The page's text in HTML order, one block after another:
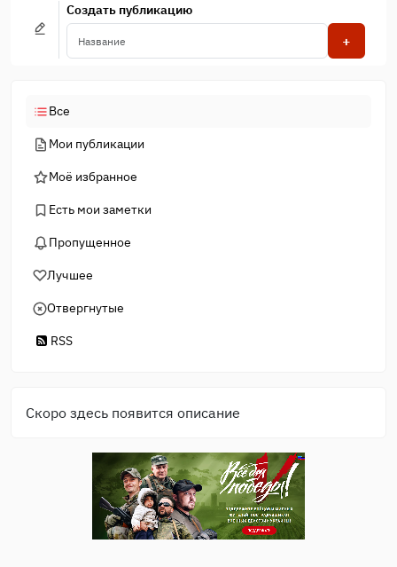
Создать публикацию
+
Все
Мои публикации
Моё избранное
Есть мои заметки
Пропущенное
Лучшее
Отвергнутые
RSS
Скоро здесь появится описание